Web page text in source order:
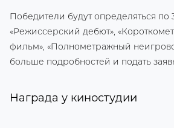
Победители будут определяться
«Режиссерский дебют»,
фильм», «Полнометражный
больше подробностей и подать
Награда у киностудии